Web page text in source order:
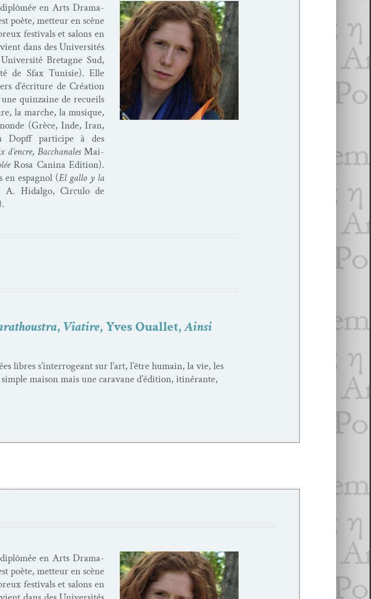
en Arts Dra­ma­
poète, met­teur en scène
fes­ti­vals et salons en
dans des Uni­ver­sités
Bre­tagne Sud,
de Sfax Tunisie). Elle
d’écriture de Créa­tion
quin­zaine de recueils
la marche, la musique,
(Grèce, Inde, Iran,
Dopff par­ticipe à des
d’en­cre,Bac­cha­nalesMai­
Rosa Can­i­na Edi­tion).
en espag­nol (El gal­lo y la
A. Hidal­go, Cìr­cu­lo de
,Viatire, Yves Ouallet,Ainsi
libres s’interrogeant sur l’art, l’être humain, la vie, les
mai­son mais une car­a­vane d’édition, itinérante,
en Arts Dra­ma­
poète, met­teur en scène
fes­ti­vals et salons en